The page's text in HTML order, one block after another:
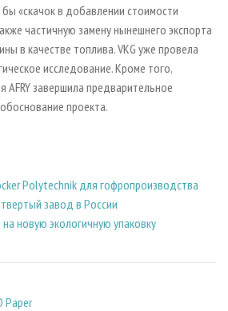
«скачок в добавлении стоимости
частичную замену нынешнего экспорта
в качестве топлива. VKG уже провела
исследование. Кроме того,
AFRY завершила предварительное
проекта.
Polytechnik для гофропроизводства
завод в России
новую экологичную упаковку
Paper